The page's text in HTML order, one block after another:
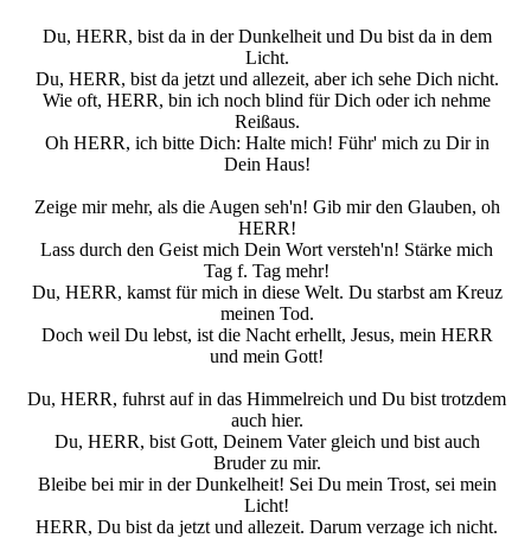
Du, HERR, bist da in der Dunkelheit und Du bist da in dem
Licht.
Du, HERR, bist da jetzt und allezeit, aber ich sehe Dich nicht.
Wie oft, HERR, bin ich noch blind für Dich oder ich nehme
Reißaus.
Oh HERR, ich bitte Dich: Halte mich! Führ' mich zu Dir in
Dein Haus!
Zeige mir mehr, als die Augen seh'n! Gib mir den Glauben, oh
HERR!
Lass durch den Geist mich Dein Wort versteh'n! Stärke mich
Tag f. Tag mehr!
Du, HERR, kamst für mich in diese Welt. Du starbst am Kreuz
meinen Tod.
Doch weil Du lebst, ist die Nacht erhellt, Jesus, mein HERR
und mein Gott!
Du, HERR, fuhrst auf in das Himmelreich und Du bist trotzdem
auch hier.
Du, HERR, bist Gott, Deinem Vater gleich und bist auch
Bruder zu mir.
Bleibe bei mir in der Dunkelheit! Sei Du mein Trost, sei mein
Licht!
HERR, Du bist da jetzt und allezeit. Darum verzage ich nicht.